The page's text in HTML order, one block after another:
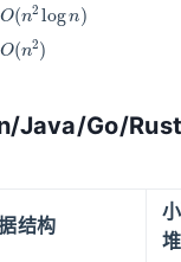
O (n 2)
Java/Go/Rust
结构
堆